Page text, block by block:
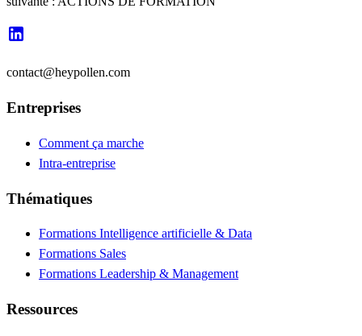
contact@heypollen.com
Entreprises
Comment ça marche
Intra-entreprise
Thématiques
Formations Intelligence artificielle & Data
Formations Sales
Formations Leadership & Management
Ressources